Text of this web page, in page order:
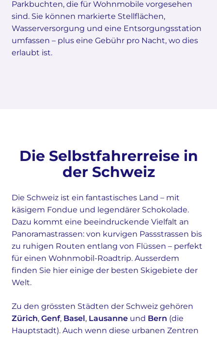
Parkbuchten, die für Wohnmobile vorgesehen
sind. Sie können markierte Stellflächen,
Wasserversorgung und eine Entsorgungsstation
umfassen – plus eine Gebühr pro Nacht, wo dies
erlaubt ist.
Die Selbstfahrerreise in
der Schweiz
Die Schweiz ist ein fantastisches Land – mit
käsigem Fondue und legendärer Schokolade.
Dazu kommt eine beeindruckende Vielfalt an
Panoramastrassen: von kurvigen Passstrassen bis
zu ruhigen Routen entlang von Flüssen – perfekt
für einen Wohnmobil-Roadtrip. Ausserdem
finden Sie hier einige der besten Skigebiete der
Welt.
Zu den grössten Städten der Schweiz gehören
Zürich, Genf, Basel, Lausanne und Bern (die
Hauptstadt). Auch wenn diese urbanen Zentren